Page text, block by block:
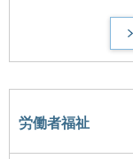
労働者福祉